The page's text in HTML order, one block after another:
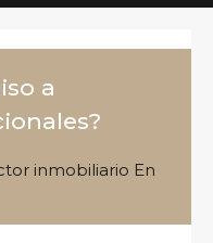
a
inmobiliario En